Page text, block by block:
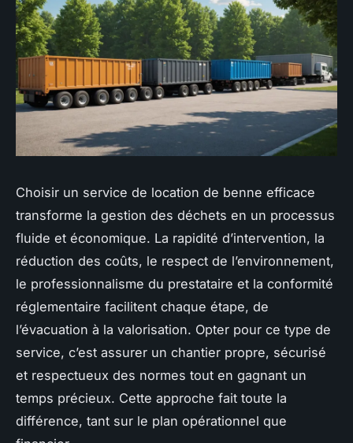
Choisir un service de location de benne efficace
transforme la gestion des déchets en un processus
fluide et économique. La rapidité d’intervention, la
réduction des coûts, le respect de l’environnement,
le professionnalisme du prestataire et la conformité
réglementaire facilitent chaque étape, de
l’évacuation à la valorisation. Opter pour ce type de
service, c’est assurer un chantier propre, sécurisé
et respectueux des normes tout en gagnant un
temps précieux. Cette approche fait toute la
différence, tant sur le plan opérationnel que